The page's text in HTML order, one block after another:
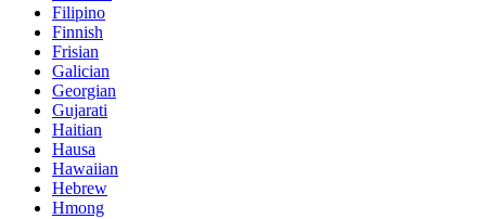
Filipino
Finnish
Frisian
Galician
Georgian
Gujarati
Haitian
Hausa
Hawaiian
Hebrew
Hmong